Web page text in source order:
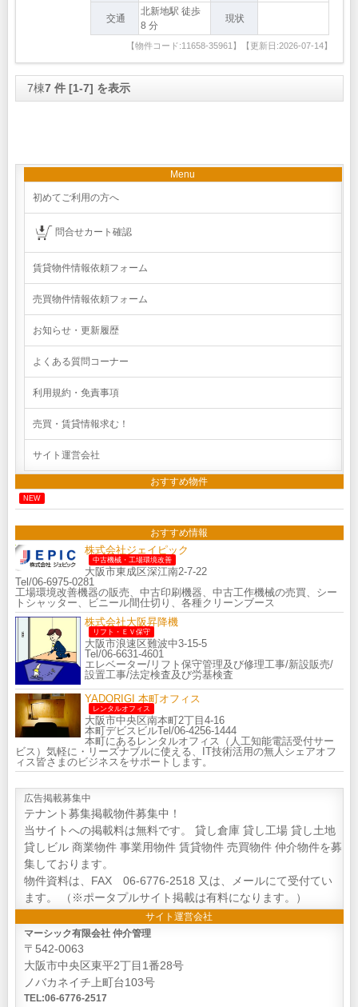
交通
北新地駅 徒歩
8 分
現状
【物件コード:11658-35961】【更新日:2026-07-14】
7棟7 件 [1-7] を表示
Menu
初めてご利用の方へ
問合せカート確認
賃貸物件情報依頼フォーム
売買物件情報依頼フォーム
お知らせ・更新履歴
よくある質問コーナー
利用規約・免責事項
売買・賃貸情報求む！
サイト運営会社
おすすめ物件
NEW
おすすめ情報
株式会社ジェイピック
中古機械・工場環境改善
大阪市東成区深江南2-7-22
Tel/06-6975-0281
工場環境改善機器の販売、中古印刷機器、中古工作機械の売買、シー
トシャッター、ビニール間仕切り、各種クリーンブース
株式会社大阪昇降機
リフト・ＥＶ保守
大阪市浪速区難波中3-15-5
Tel/06-6631-4601
エレベーター/リフト保守管理及び修理工事/新設販売/
設置工事/法定検査及び労基検査
YADORIGI 本町オフィス
レンタルオフィス
大阪市中央区南本町2丁目4-16
本町デビスビルTel/06-4256-1444
本町にあるレンタルオフィス（人工知能電話受付サー
ビス）気軽に・リーズナブルに使える、IT技術活用の無人シェアオフ
ィス皆さまのビジネスをサポートします。
広告掲載募集中
テナント募集掲載物件募集中！
当サイトへの掲載料は無料です。 貸し倉庫 貸し工場 貸し土地
貸しビル 商業物件 事業用物件 賃貸物件 売買物件 仲介物件を募
集しております。
物件資料は、FAX 06-6776-2518 又は、メールにて受付てい
ます。 （※ポータプルサイト掲載は有料になります。）
サイト運営会社
マーシック有限会社 仲介管理
〒542-0063
大阪市中央区東平2丁目1番28号
ノバカネイチ上町台103号
TEL:06-6776-2517